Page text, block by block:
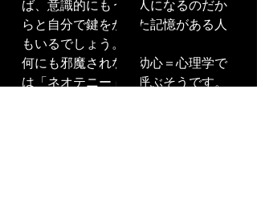
ば、意識的にもう大人になるのだか
らと自分で鍵をかけた記憶がある人
もいるでしょう。
何にも邪魔されない幼心＝心理学で
は「ネオテニー」と呼ぶそうです。